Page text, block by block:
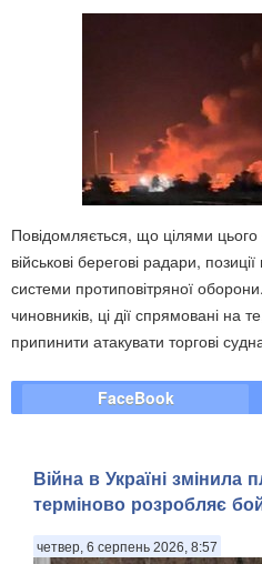
Повідомляється, що цілями
військові берегові радари,
системи протиповітряної
чиновників, ці дії спрямовані на
припинити атакувати торгові
FaceBook
Війна в Україні змінила
терміново розробляє
четвер, 6 серпень 2026, 8:57